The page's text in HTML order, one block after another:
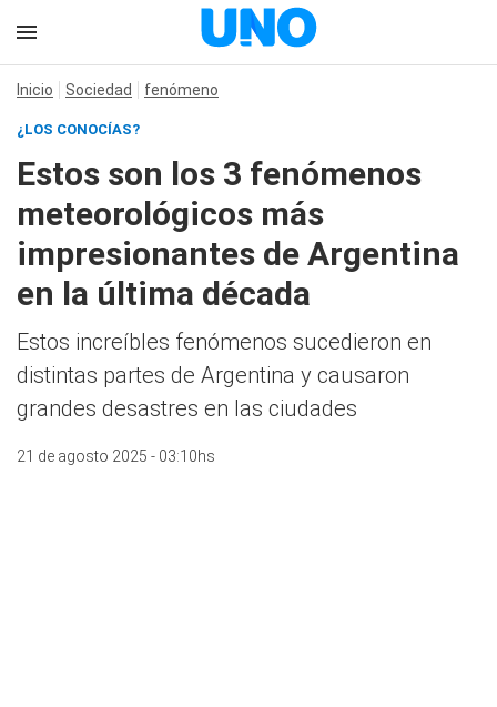
Inicio Sociedad fenómeno
¿LOS CONOCÍAS?
Estos son los 3 fenómenos
meteorológicos más
impresionantes de Argentina
en la última década
Estos increíbles fenómenos sucedieron en
distintas partes de Argentina y causaron
grandes desastres en las ciudades
21 de agosto 2025 - 03:10hs